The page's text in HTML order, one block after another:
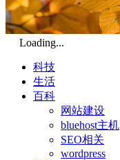
Loading...
科技
生活
百科
网站建设
bluehost主机
SEO相关
wordpress